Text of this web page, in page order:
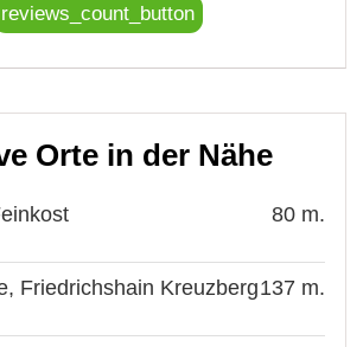
reviews_count_button
Orte in der Nähe
80 m.
Friedrichshain Kreuzberg137 m.